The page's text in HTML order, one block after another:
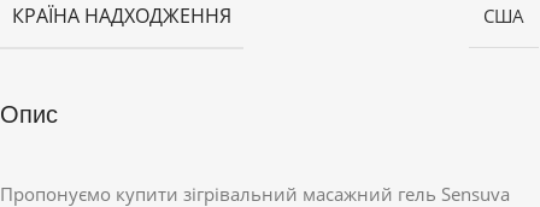
КРАЇНА НАДХОДЖЕННЯ США
Опис
Пропонуємо купити зігрівальний масажний гель Sensuva